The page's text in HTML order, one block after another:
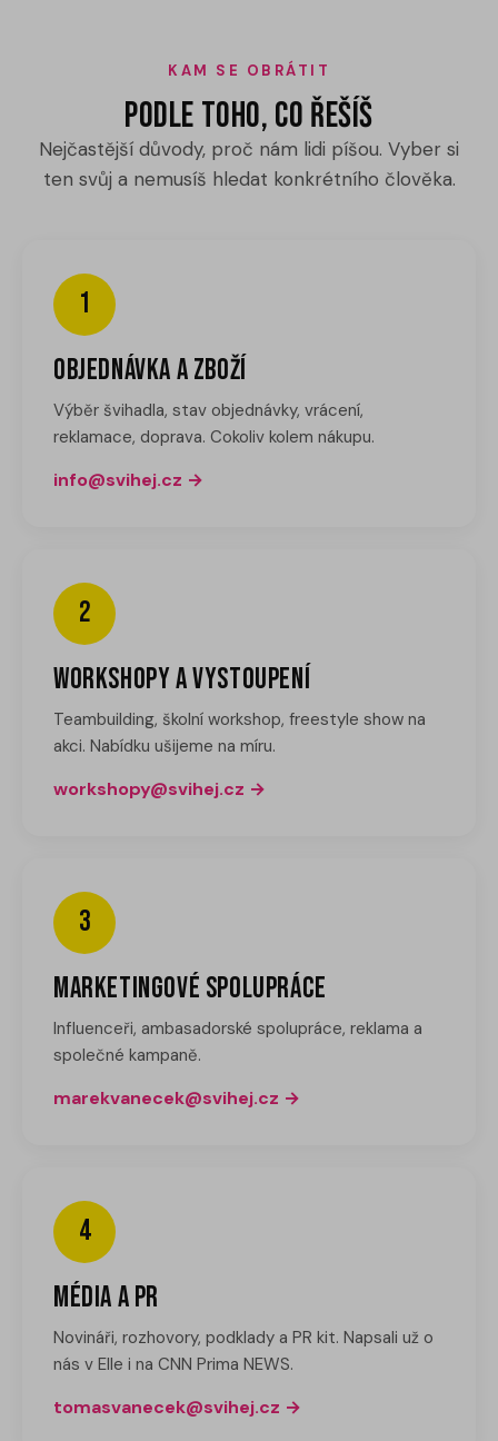
KAM SE OBRÁTIT
Podle toho, co řešíš
Nejčastější důvody, proč nám lidi píšou. Vyber si
ten svůj a nemusíš hledat konkrétního člověka.
1
Objednávka a zboží
Výběr švihadla, stav objednávky, vrácení,
reklamace, doprava. Cokoliv kolem nákupu.
info@svihej.cz
2
Workshopy a vystoupení
Teambuilding, školní workshop, freestyle show na
akci. Nabídku ušijeme na míru.
workshopy@svihej.cz
3
Marketingové spolupráce
Influenceři, ambasadorské spolupráce, reklama a
společné kampaně.
marekvanecek@svihej.cz
4
Média a PR
Novináři, rozhovory, podklady a PR kit. Napsali už o
nás v Elle i na CNN Prima NEWS.
tomasvanecek@svihej.cz